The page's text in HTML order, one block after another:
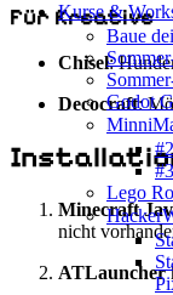
Kurse &
Baue
Godot
Lego
Für Kreative
Chisel:
Decocraft:
Minecraft
nicht
ATLauncher